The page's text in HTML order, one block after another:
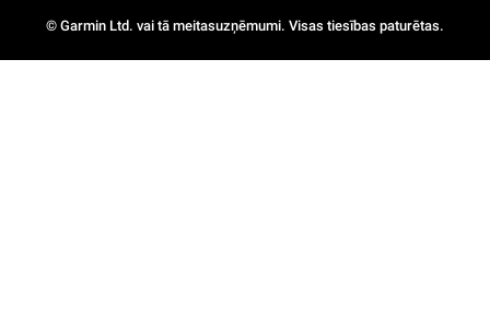
© Garmin Ltd. vai tā meitasuzņēmumi. Visas tiesības paturētas.